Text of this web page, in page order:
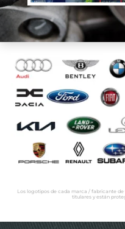
Los logotipos de cada marca / fabricante
titulares y están